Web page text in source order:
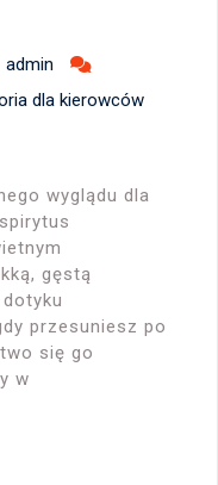
admin
dla kierowców
wyglądu dla
gęstą
przesuniesz po
się go
w